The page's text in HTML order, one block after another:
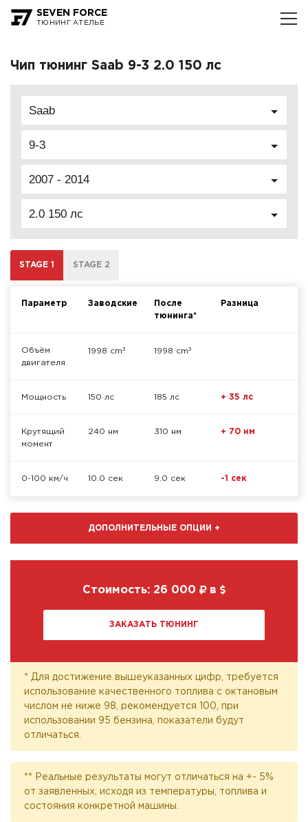
SEVEN FORCE
ТЮНИНГ АТЕЛЬЕ
Чип тюнинг Saab 9-3 2.0 150 лс
Saab
9-3
2007 - 2014
2.0 150 лс
STAGE 1 STAGE 2
Параметр Заводские
После
тюнинга*
Разница
Объём
двигателя
1998 cm³ 1998 cm³
Мощность 150 лс 185 лс + 35 лс
Крутящий
момент
240 нм 310 нм + 70 нм
0-100 км/ч 10.0 сек 9.0 сек -1 сек
ДОПОЛНИТЕЛЬНЫЕ ОПЦИИ +
Стоимость: 26 000 в
ЗАКАЗАТЬ ТЮНИНГ
* Для достижение вышеуказанных цифр, требуется
использование качественного топлива с октановым
числом не ниже 98, рекомендуется 100, при
использовании 95 бензина, показатели будут
отличаться.
** Реальные результаты могут отличаться на +- 5%
от заявленных, исходя из температуры, топлива и
состояния конкретной машины.